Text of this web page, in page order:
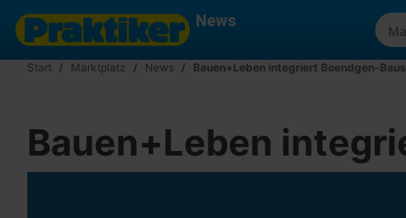
News
Start Marktplatz News Bauen+Leben integriert Boendgen-
Bauen+Leben